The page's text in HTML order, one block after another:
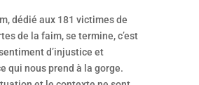
dédié aux 181 victimes de
de la faim, se termine, c’est
d’injustice et
qui nous prend à la gorge.